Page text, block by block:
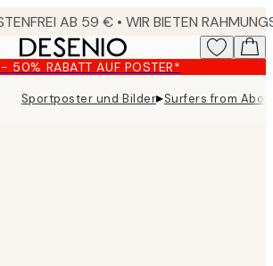
50% RABATT AUF POSTER*
Sportposter und Bilder▸Surfers from